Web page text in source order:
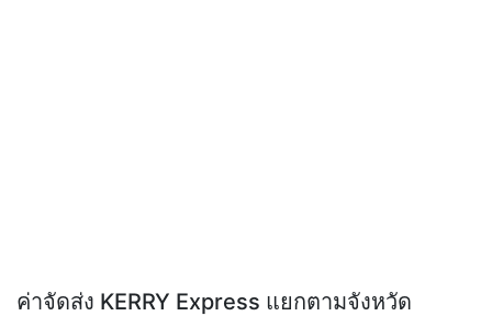
ค่าจัดส่ง KERRY Express แยกตามจังหวัด